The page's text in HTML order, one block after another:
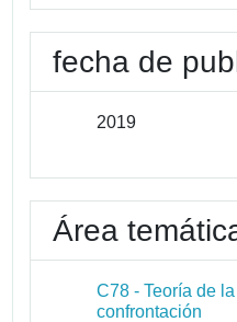
fecha de
2019
Área
C78 - Teoría de
confrontación